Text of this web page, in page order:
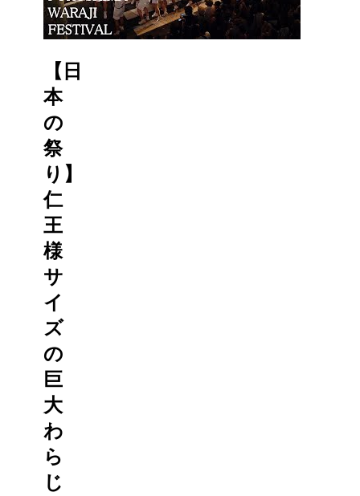
【日
本
の
祭
り】
仁
王
様
サ
イ
ズ
の
巨
大
わ
ら
じ